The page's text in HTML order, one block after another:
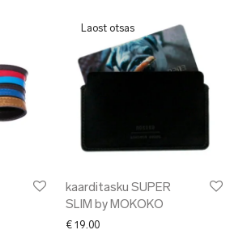
kaarditasku SUPER
SLIM by MOKOKO
€ 19.00